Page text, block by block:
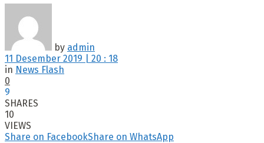
by admin
11 Desember 2019 | 20 : 18
in News Flash
0
9
SHARES
10
VIEWS
Share on FacebookShare on WhatsApp